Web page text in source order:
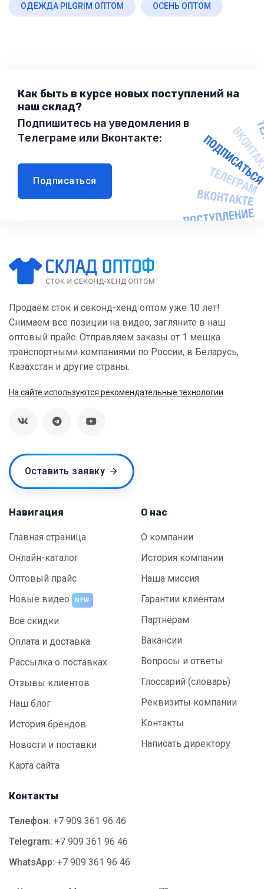
ОДЕЖДА PILGRIM ОПТОМ ОСЕНЬ ОПТОМ
Как быть в курсе новых поступлений на
наш склад?
Подпишитесь на уведомления в
Телеграме или Вконтакте:
Подписаться
Продаём сток и секонд-хенд оптом уже 10 лет!
Снимаем все позиции на видео, загляните в наш
оптовый прайс. Отправляем заказы от 1 мешка
транспортными компаниями по России, в Беларусь,
Казахстан и другие страны.
На сайте используются рекомендательные технологии
Оставить заявку
Навигация
Главная страница
Онлайн-каталог
Оптовый прайс
Новые видео
NEW
Все скидки
Оплата и доставка
Рассылка о поставках
Отзывы клиентов
Наш блог
История брендов
Новости и поставки
Карта сайта
О нас
О компании
История компании
Наша миссия
Гарантии клиентам
Партнёрам
Вакансии
Вопросы и ответы
Глоссарий (словарь)
Реквизиты компании
Контакты
Написать директору
Контакты
Телефон: +7 909 361 96 46
Telegram: +7 909 361 96 46
WhatsApp: +7 909 361 96 46